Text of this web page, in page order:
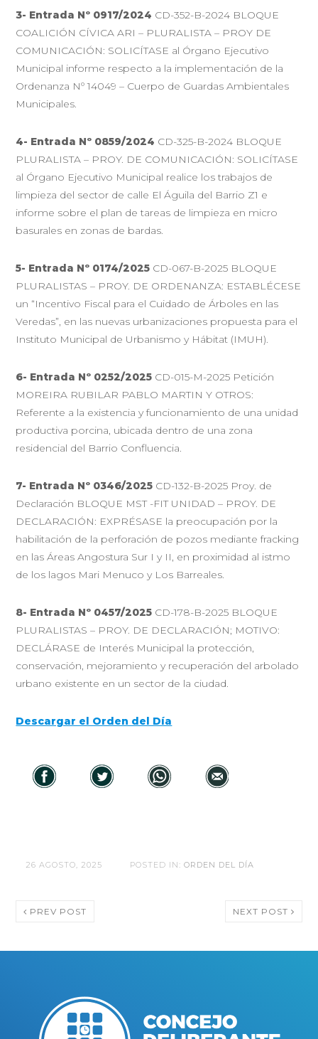
3- Entrada Nº 0917/2024 CD-352-B-2024 BLOQUE
COALICIÓN CÍVICA ARI – PLURALISTA – PROY DE
COMUNICACIÓN: SOLICÍTASE al Órgano Ejecutivo
Municipal informe respecto a la implementación de la
Ordenanza Nº 14049 – Cuerpo de Guardas Ambientales
Municipales.
4- Entrada Nº 0859/2024 CD-325-B-2024 BLOQUE
PLURALISTA – PROY. DE COMUNICACIÓN: SOLICÍTASE
al Órgano Ejecutivo Municipal realice los trabajos de
limpieza del sector de calle El Águila del Barrio Z1 e
informe sobre el plan de tareas de limpieza en micro
basurales en zonas de bardas.
5- Entrada Nº 0174/2025 CD-067-B-2025 BLOQUE
PLURALISTAS – PROY. DE ORDENANZA: ESTABLÉCESE
un “Incentivo Fiscal para el Cuidado de Árboles en las
Veredas”, en las nuevas urbanizaciones propuesta para el
Instituto Municipal de Urbanismo y Hábitat (IMUH).
6- Entrada Nº 0252/2025 CD-015-M-2025 Petición
MOREIRA RUBILAR PABLO MARTIN Y OTROS:
Referente a la existencia y funcionamiento de una unidad
productiva porcina, ubicada dentro de una zona
residencial del Barrio Confluencia.
7- Entrada Nº 0346/2025 CD-132-B-2025 Proy. de
Declaración BLOQUE MST -FIT UNIDAD – PROY. DE
DECLARACIÓN: EXPRÉSASE la preocupación por la
habilitación de la perforación de pozos mediante fracking
en las Áreas Angostura Sur I y II, en proximidad al istmo
de los lagos Mari Menuco y Los Barreales.
8- Entrada Nº 0457/2025 CD-178-B-2025 BLOQUE
PLURALISTAS – PROY. DE DECLARACIÓN; MOTIVO:
DECLÁRASE de Interés Municipal la protección,
conservación, mejoramiento y recuperación del arbolado
urbano existente en un sector de la ciudad.
Descargar el Orden del Día
26 AGOSTO, 2025 POSTED IN:ORDEN DEL DÍA
PREV POST NEXT POST